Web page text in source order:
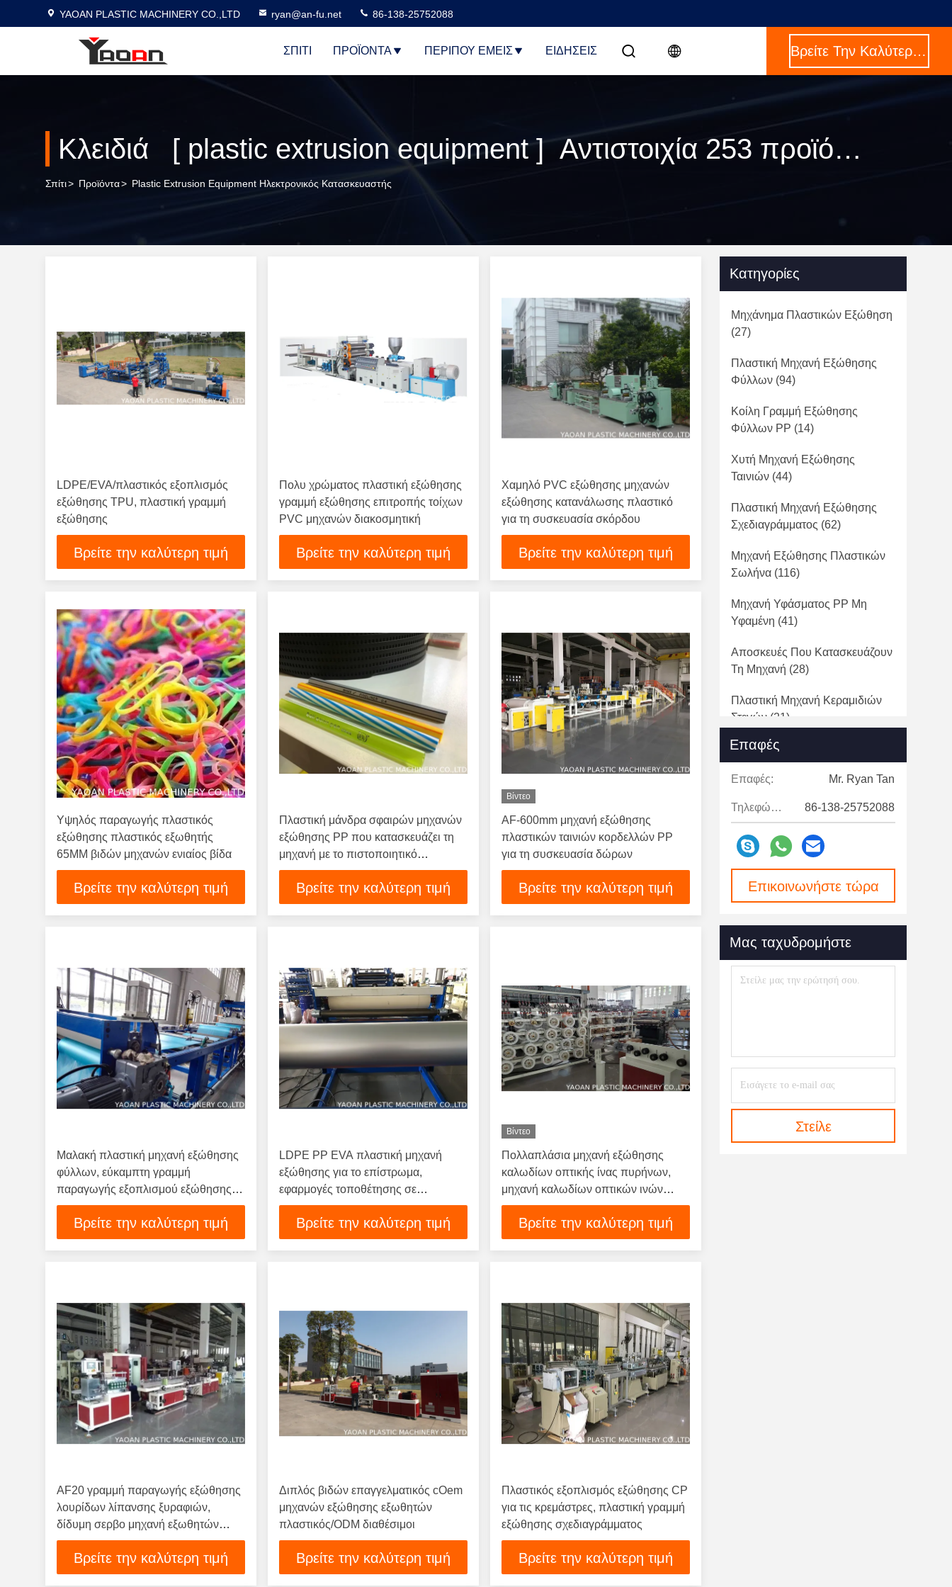
YAOAN PLASTIC MACHINERY CO.,LTD ryan@an-fu.net 86-138-25752088
ΣΠΊΤΙ ΠΡΟΪΌΝΤΑ ΠΕΡΊΠΟΥ ΕΜΕΊΣ ΕΙΔΗΣΕΙΣ Βρείτε Την Καλύτερη Τιμή
Κλειδιά [ plastic extrusion equipment ] Αντιστοιχία 253 προϊόντα
Σπίτι> Προϊόντα> Plastic Extrusion Equipment Ηλεκτρονικός Κατασκευαστής
LDPE/EVA/πλαστικός εξοπλισμός
εξώθησης TPU, πλαστική γραμμή
εξώθησης
Βρείτε την καλύτερη τιμή
Πολυ χρώματος πλαστική εξώθησης
γραμμή εξώθησης επιτροπής τοίχων
PVC μηχανών διακοσμητική
Βρείτε την καλύτερη τιμή
Χαμηλό PVC εξώθησης μηχανών
εξώθησης κατανάλωσης πλαστικό
για τη συσκευασία σκόρδου
Βρείτε την καλύτερη τιμή
Υψηλός παραγωγής πλαστικός
εξώθησης πλαστικός εξωθητής
65MM βιδών μηχανών ενιαίος βίδα
Βρείτε την καλύτερη τιμή
Πλαστική μάνδρα σφαιρών μηχανών
εξώθησης PP που κατασκευάζει τη
μηχανή με το πιστοποιητικό
ISO9001/CE
Βρείτε την καλύτερη τιμή
Βίντεο
AF-600mm μηχανή εξώθησης
πλαστικών ταινιών κορδελλών PP
για τη συσκευασία δώρων
Βρείτε την καλύτερη τιμή
Μαλακή πλαστική μηχανή εξώθησης
φύλλων, εύκαμπτη γραμμή
παραγωγής εξοπλισμού εξώθησης
φύλλων PVC
Βρείτε την καλύτερη τιμή
LDPE PP EVA πλαστική μηχανή
εξώθησης για το επίστρωμα,
εφαρμογές τοποθέτησης σε
στρώματα, που πωλούνται στην
Ινδονησία
Βρείτε την καλύτερη τιμή
Βίντεο
Πολλαπλάσια μηχανή εξώθησης
καλωδίων οπτικής ίνας πυρήνων,
μηχανή καλωδίων οπτικών ινών
αγγελιοφόρων
Βρείτε την καλύτερη τιμή
AF20 γραμμή παραγωγής εξώθησης
λουρίδων λίπανσης ξυραφιών,
δίδυμη σερβο μηχανή εξωθητών
βιδών πλαστική
Βρείτε την καλύτερη τιμή
Διπλός βιδών επαγγελματικός cOem
μηχανών εξώθησης εξωθητών
πλαστικός/ODM διαθέσιμοι
Βρείτε την καλύτερη τιμή
Πλαστικός εξοπλισμός εξώθησης CP
για τις κρεμάστρες, πλαστική γραμμή
εξώθησης σχεδιαγράμματος
Βρείτε την καλύτερη τιμή
Κατηγορίες
Μηχάνημα Πλαστικών Εξώθηση
(27)
Πλαστική Μηχανή Εξώθησης
Φύλλων (94)
Κοίλη Γραμμή Εξώθησης
Φύλλων PP (14)
Χυτή Μηχανή Εξώθησης
Ταινιών (44)
Πλαστική Μηχανή Εξώθησης
Σχεδιαγράμματος (62)
Μηχανή Εξώθησης Πλαστικών
Σωλήνα (116)
Μηχανή Υφάσματος PP Μη
Υφαμένη (41)
Αποσκευές Που Κατασκευάζουν
Τη Μηχανή (28)
Πλαστική Μηχανή Κεραμιδιών
Στεγών (21)
Καυτό Ραβδί Κόλλας Λειωμένων
Μετάλλων Που Κατασκευάζει Τη
Μηχανή(25)
Πλαστική Μηχανή Εξωθητών
Κατασκευάζει Τη Μηχανή(12)
Ανακύκλωσης(26)
Φύλλο Αφρού Που Κατασκευάζει
Τη Μηχανή
Ταινία Μεταφορέων Που
Διαμορφώνει Τη Μηχανή(14)
Πλαστικό Άχυρο Κατανάλωσης
Ινδικού Καλάμου Που
Επαφές
Επαφές: Mr. Ryan Tan
Τηλεφώνημα: 86-138-25752088
Επικοινωνήστε τώρα
Μας ταχυδρομήστε
Στείλε